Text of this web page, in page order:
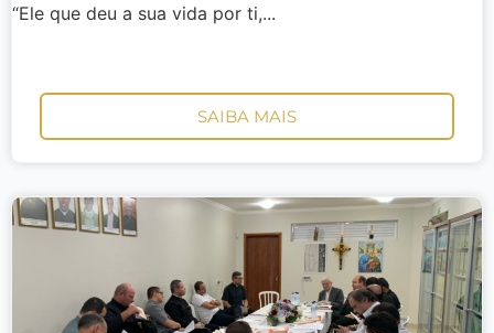
“Ele que deu a sua vida por ti,...
SAIBA MAIS